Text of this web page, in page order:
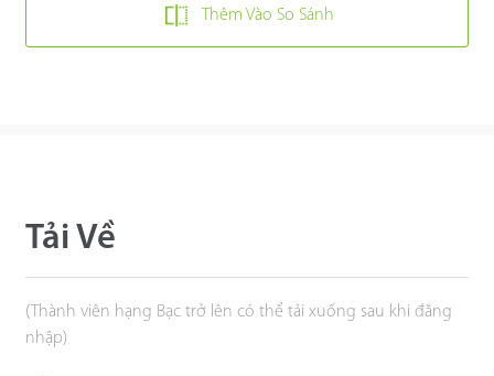
Thêm Vào So Sánh
Tải Về
(Thành viên hạng Bạc trở lên có thể tải xuống sau khi đăng
nhập)